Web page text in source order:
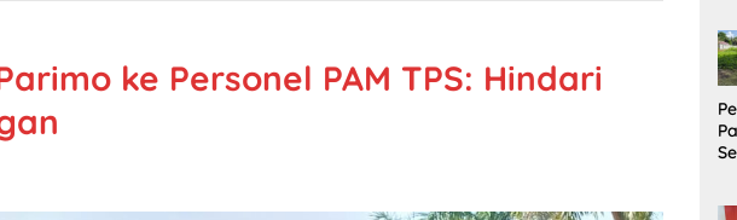
ke Personel PAM TPS: Hindari